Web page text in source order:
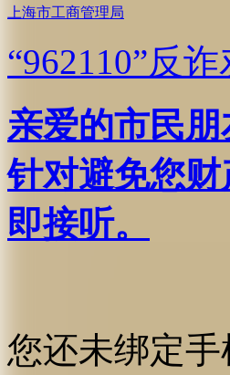
上海市工商管理局
“962110”反
亲爱的市民
针对避免您
即接听。
您还未绑定手